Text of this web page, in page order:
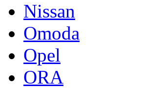
Nissan
Omoda
Opel
ORA